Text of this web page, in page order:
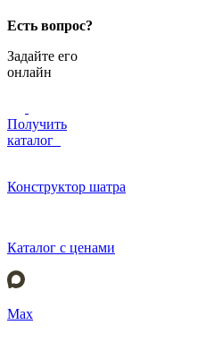
Есть вопрос?
Задайте его
онлайн
Получить
каталог
Конструктор шатра
Каталог с ценами
Max